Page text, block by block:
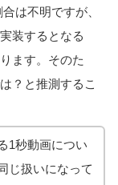
は不明ですが、
装するとなる
ます。そのた
？と推測するこ
1秒動画につい
じ扱いになって